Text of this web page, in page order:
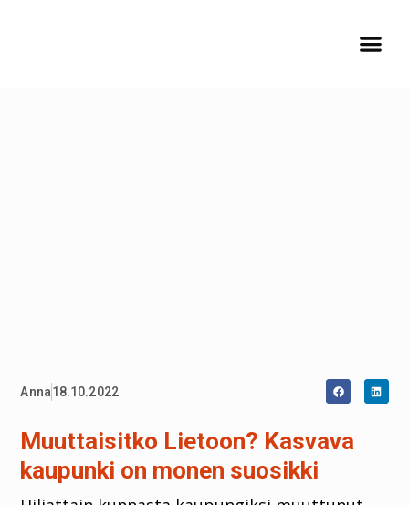
Anna18.10.2022
Muuttaisitko Lietoon? Kasvava
kaupunki on monen suosikki